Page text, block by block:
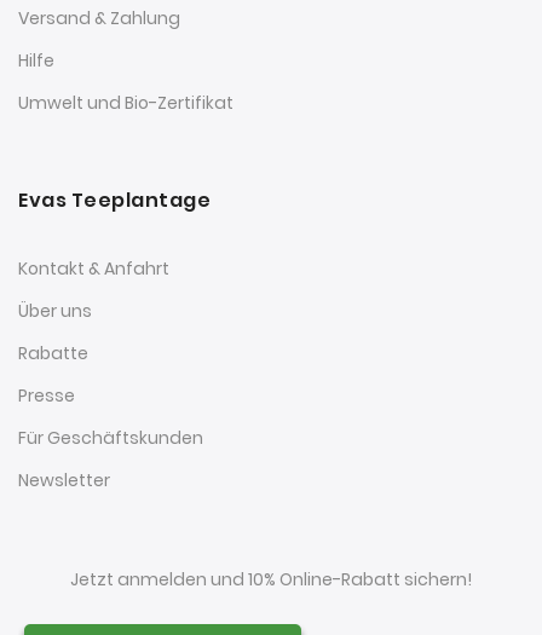
Versand & Zahlung
Hilfe
Umwelt und Bio-Zertifikat
Evas Teeplantage
Kontakt & Anfahrt
Über uns
Rabatte
Presse
Für Geschäftskunden
Newsletter
Jetzt anmelden und 10% Online-Rabatt sichern!